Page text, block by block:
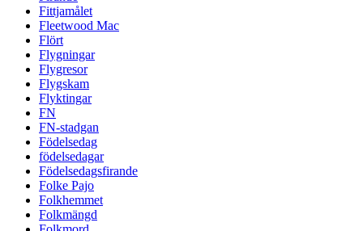
Fittjamålet
Fleetwood Mac
Flört
Flygningar
Flygresor
Flygskam
Flyktingar
FN
FN-stadgan
Födelsedag
födelsedagar
Födelsedagsfirande
Folke Pajo
Folkhemmet
Folkmängd